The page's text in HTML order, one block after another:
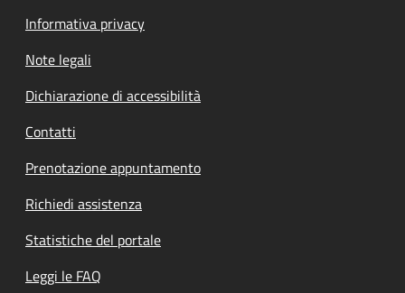
Informativa privacy
Note legali
Dichiarazione di accessibilità
Contatti
Prenotazione appuntamento
Richiedi assistenza
Statistiche del portale
Leggi le FAQ